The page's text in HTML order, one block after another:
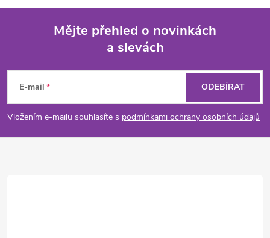
p
a
Mějte přehled o novinkách
a slevách
E-mail
Vložením e-mailu souhlasíte s podmínkami ochrany osobních údajů
ODEBÍRAT